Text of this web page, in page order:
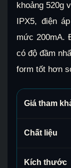
khoảng 520g
IPX5, điện
mức 200mA.
có độ đầm
form tốt hơn
Giá tham
Chất liệu
Kích thước